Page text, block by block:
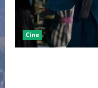
Cine